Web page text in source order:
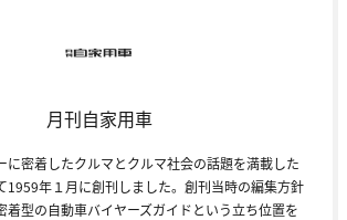
月刊自家用車
に密着したクルマとクルマ社会の話題を満載した
1959年１月に創刊しました。創刊当時の編集方針
着型の自動車バイヤーズガイドという立ち位置を